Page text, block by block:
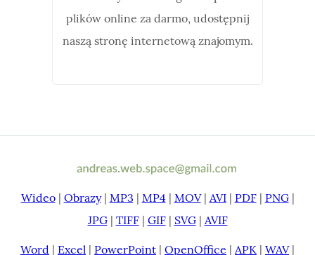
plików online za darmo, udostępnij
naszą stronę internetową znajomym.
Wideo| Obrazy| MP3 | MP4| MOV| AVI| PDF| PNG|
JPG| TIFF| GIF| SVG| AVIF
Word | Excel | PowerPoint | OpenOffice | APK | WAV|